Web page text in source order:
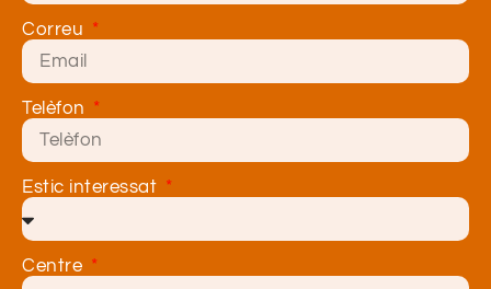
Correu
Telèfon
Estic interessat
Centre